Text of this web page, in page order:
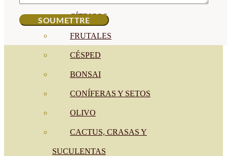
CÍTRICOS
FRUTALES
CÉSPED
BONSAI
CONÍFERAS Y SETOS
OLIVO
CACTUS, CRASAS Y
SUCULENTAS